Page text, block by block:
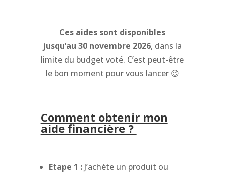
Ces aides sont disponibles
jusqu’au30 novembre 2026, dans la
limite du budget voté. C’est peut-être
le bon moment pour vous lancer 😉
Comment obtenir mon
aide financière ?
Etape 1 :J’achète un produit ou